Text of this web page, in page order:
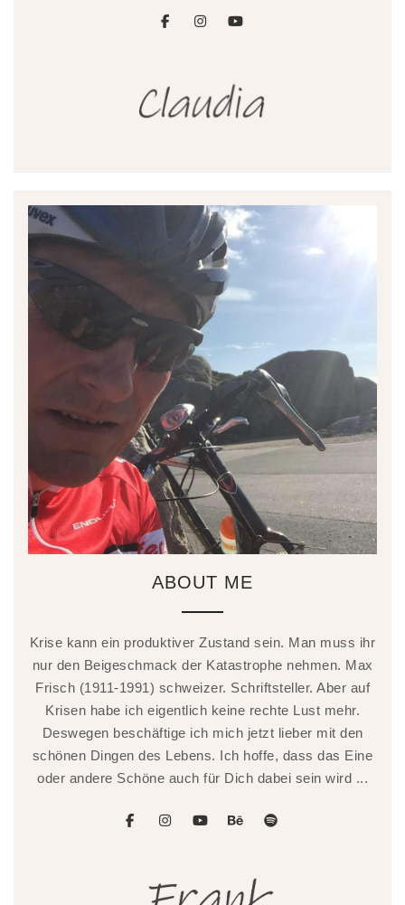
ABOUT ME
Krise kann ein produktiver Zustand sein. Man muss ihr
nur den Beigeschmack der Katastrophe nehmen. Max
Frisch (1911-1991) schweizer. Schriftsteller. Aber auf
Krisen habe ich eigentlich keine rechte Lust mehr.
Deswegen beschäftige ich mich jetzt lieber mit den
schönen Dingen des Lebens. Ich hoffe, dass das Eine
oder andere Schöne auch für Dich dabei sein wird ...